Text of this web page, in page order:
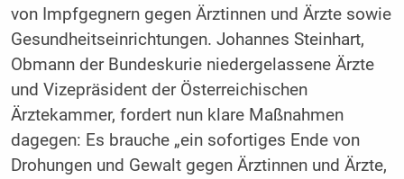
von Impfgegnern gegen Ärztinnen und Ärzte sowie
Gesundheitseinrichtungen. Johannes Steinhart,
Obmann der Bundeskurie niedergelassene Ärzte
und Vizepräsident der Österreichischen
Ärztekammer, fordert nun klare Maßnahmen
dagegen: Es brauche „ein sofortiges Ende von
Drohungen und Gewalt gegen Ärztinnen und Ärzte,